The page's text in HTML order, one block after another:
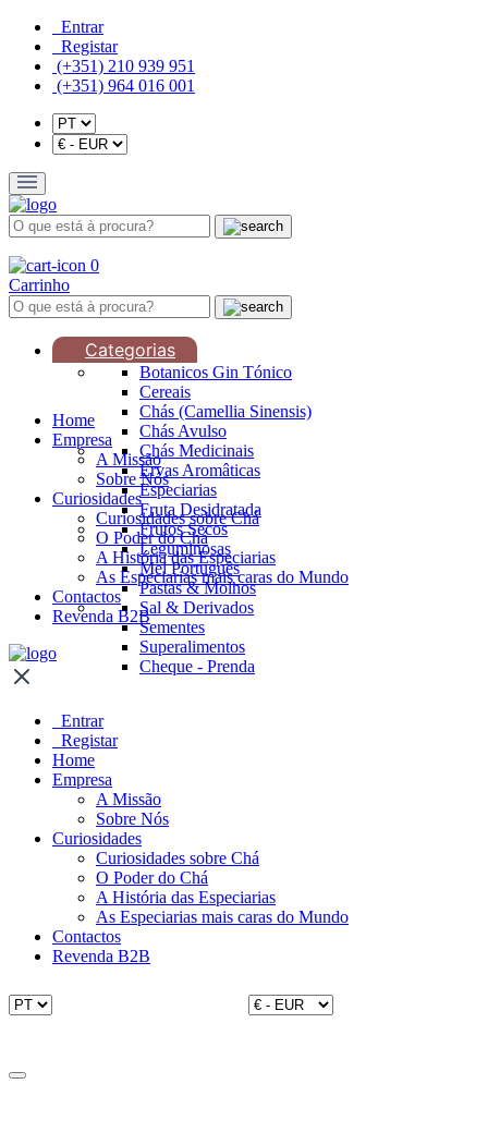
Entrar
Registar
(+351) 210 939 951
(+351) 964 016 001
0
Carrinho
Categorias
Botanicos Gin Tónico
Cereais
Chás (Camellia Sinensis)
Chás Avulso
Chás Medicinais
Ervas Aromâticas
Especiarias
Fruta Desidratada
Frutos Secos
Leguminosas
Mel Português
Pastas & Molhos
Sal & Derivados
Sementes
Superalimentos
Cheque - Prenda
Home
Empresa
A Missão
Sobre Nós
Curiosidades
Curiosidades sobre Chá
O Poder do Chá
A História das Especiarias
As Especiarias mais caras do Mundo
Contactos
Revenda B2B
Entrar
Registar
Home
Empresa
A Missão
Sobre Nós
Curiosidades
Curiosidades sobre Chá
O Poder do Chá
A História das Especiarias
As Especiarias mais caras do Mundo
Contactos
Revenda B2B